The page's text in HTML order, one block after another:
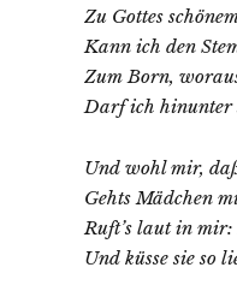
Zu Gottes
Kann ich den
Zum Born,
Darf ich hinunter
Und wohl mir,
Gehts Mädchen
Ruft’s laut in
Und küsse sie so